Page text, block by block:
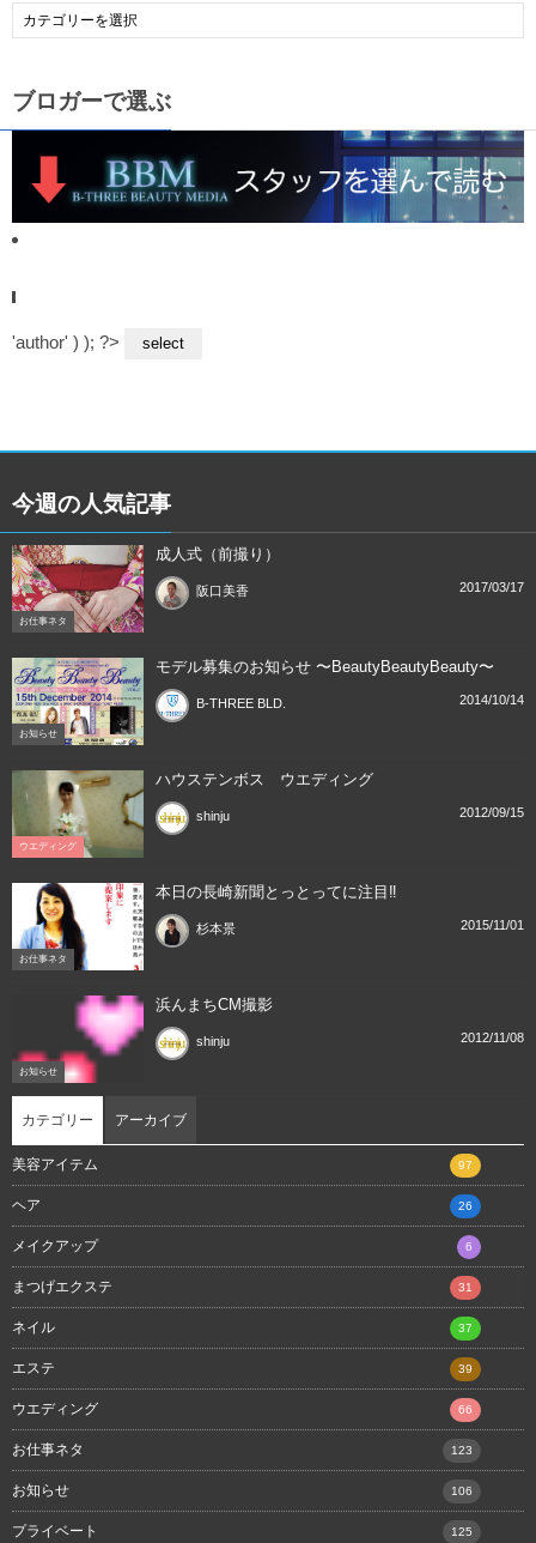
ブロガーで選ぶ
'author' ) ); ?>
今週の人気記事
お仕事ネタ
成人式（前撮り）
阪口美香 2017/03/17
お知らせ
モデル募集のお知らせ 〜BeautyBeautyBeauty〜
B-THREE BLD. 2014/10/14
ウエディング
ハウステンボス ウエディング
shinju 2012/09/15
お仕事ネタ
本日の長崎新聞とっとってに注目‼︎
杉本景 2015/11/01
お知らせ
浜んまちCM撮影
shinju 2012/11/08
カテゴリー アーカイブ
美容アイテム 97
ヘア 26
メイクアップ 6
まつげエクステ 31
ネイル 37
エステ 39
ウエディング 66
お仕事ネタ 123
お知らせ 106
プライベート 125